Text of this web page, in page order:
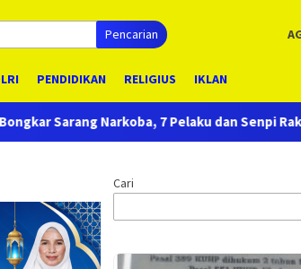
Pencarian
PENDIDIKAN RELIGIUS IKLAN
dan Senpi Rakitan Diamankan
Cari